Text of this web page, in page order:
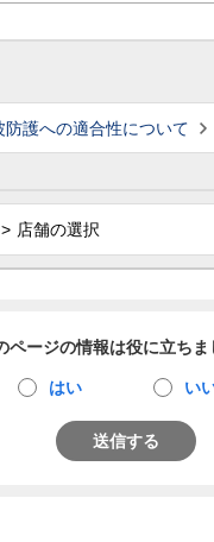
護への適合性について
店舗の選択
ページの情報は役に立ちま
はい い
送信する